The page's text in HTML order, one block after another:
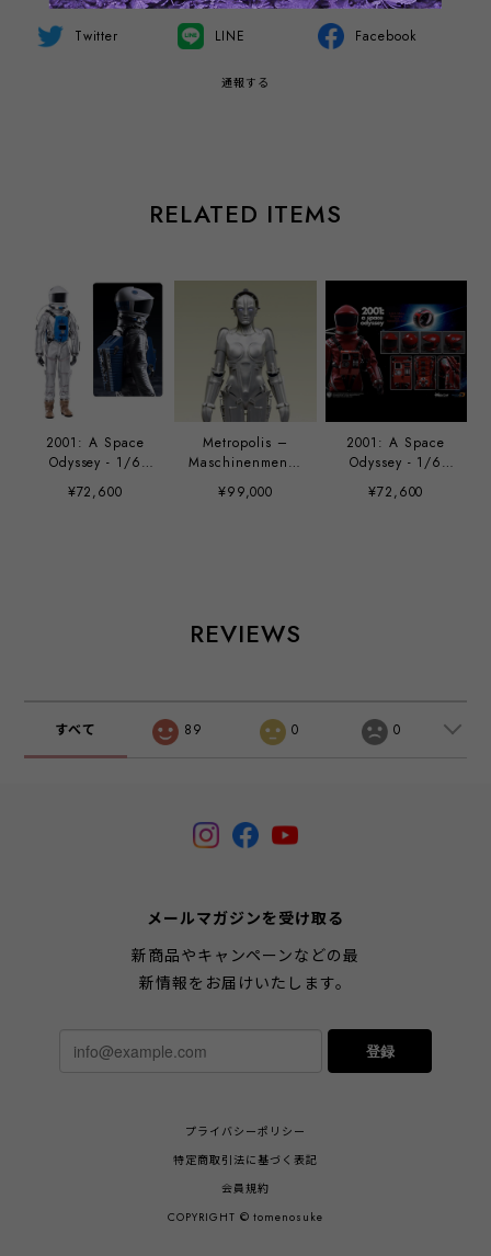
Twitter LINE Facebook
通報する
RELATED ITEMS
2001: A Space
Odyssey - 1/6
Clavius Astronaut
Suit
¥72,600
Metropolis –
Maschinenmensc
h Metal 1/6
Figure
¥99,000
2001: A Space
Odyssey - 1/6
Discovery
Astronaut Red
¥72,600
REVIEWS
すべて 89 0 0
メールマガジンを受け取る
新商品やキャンペーンなどの最
新情報をお届けいたします。
登録
プライバシーポリシー
特定商取引法に基づく表記
会員規約
COPYRIGHT © tomenosuke